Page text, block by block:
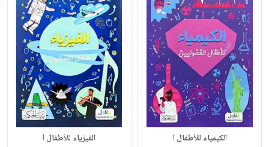
الكيمياء للأطفال ا الفيزياء للأطفال ا